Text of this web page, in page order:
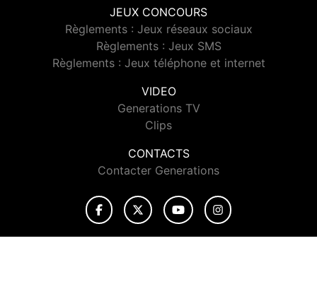
JEUX CONCOURS
Règlements : Jeux réseaux sociaux
Règlements : Jeux SMS
Règlements : Jeux téléphone et internet
VIDEO
Generations TV
Clips
CONTACTS
Contacter Generations